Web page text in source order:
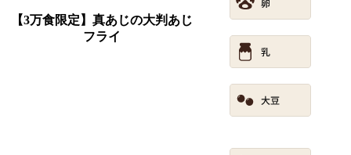
【3万食限定】真あじの大判あじ
フライ